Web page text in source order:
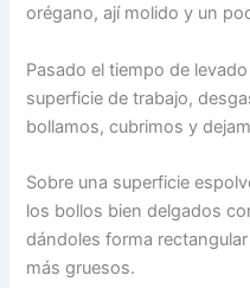
orégano, ají molido y un
Pasado el tiempo de
superficie de trabajo,
bollamos, cubrimos y
Sobre una superficie
los bollos bien delgados
dándoles forma
más gruesos.